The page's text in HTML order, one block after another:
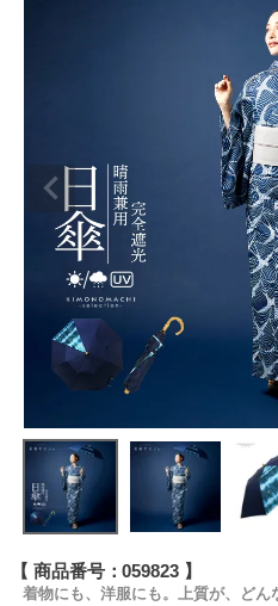
商品番号 059823
着物にも、洋服にも。上質が、どん